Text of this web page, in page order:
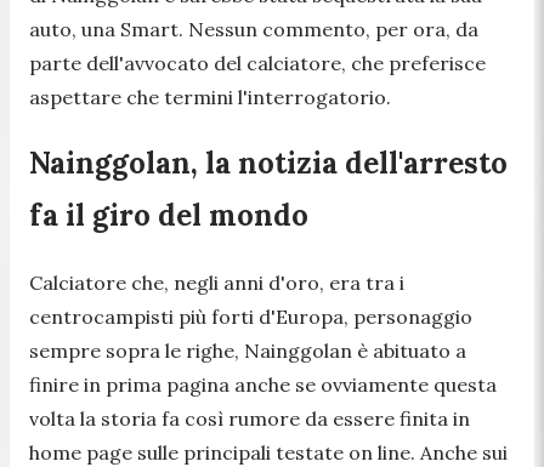
auto, una Smart. Nessun commento, per ora, da
parte dell'avvocato del calciatore, che preferisce
aspettare che termini l'interrogatorio.
Nainggolan, la notizia dell'arresto
fa il giro del mondo
Calciatore che, negli anni d'oro, era tra i
centrocampisti più forti d'Europa, personaggio
sempre sopra le righe, Nainggolan è abituato a
finire in prima pagina anche se ovviamente questa
volta la storia fa così rumore da essere finita in
home page sulle principali testate on line. Anche sui